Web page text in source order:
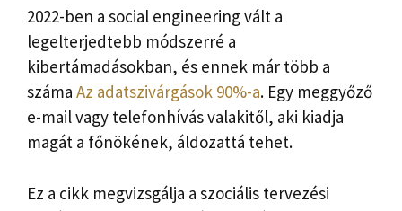
2022-ben a social engineering vált a
legelterjedtebb módszerré a
kibertámadásokban, és ennek már több a
száma Az adatszivárgások 90%-a. Egy meggyőző
e-mail vagy telefonhívás valakitől, aki kiadja
magát a főnökének, áldozattá tehet.
Ez a cikk megvizsgálja a szociális tervezési